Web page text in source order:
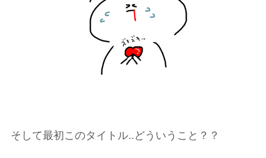
そして最初このタイトル..どういうこと？？